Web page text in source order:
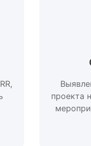
проекта